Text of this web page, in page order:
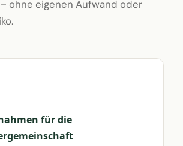
ohne eigenen Aufwand oder
für die